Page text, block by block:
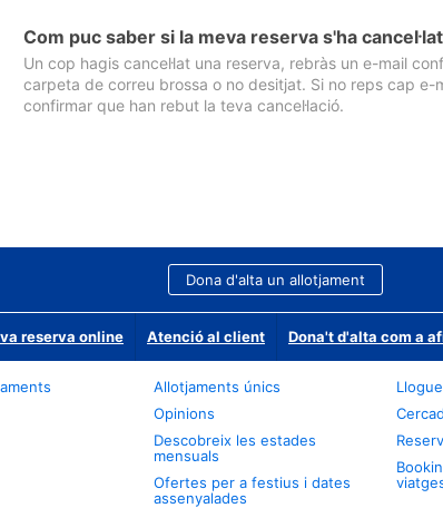
Com puc saber si la meva reserva s'ha
Un cop hagis cancel·lat una reserva, rebràs un e-mail
carpeta de correu brossa o no desitjat. Si no reps cap e-
confirmar que han rebut la teva cancel·lació.
Dona d'alta un allotjament
reserva online Atenció al client Dona't d'alta com a
Allotjaments únics
Opinions
Descobreix les estades
mensuals
Ofertes per a festius i dates
assenyalades